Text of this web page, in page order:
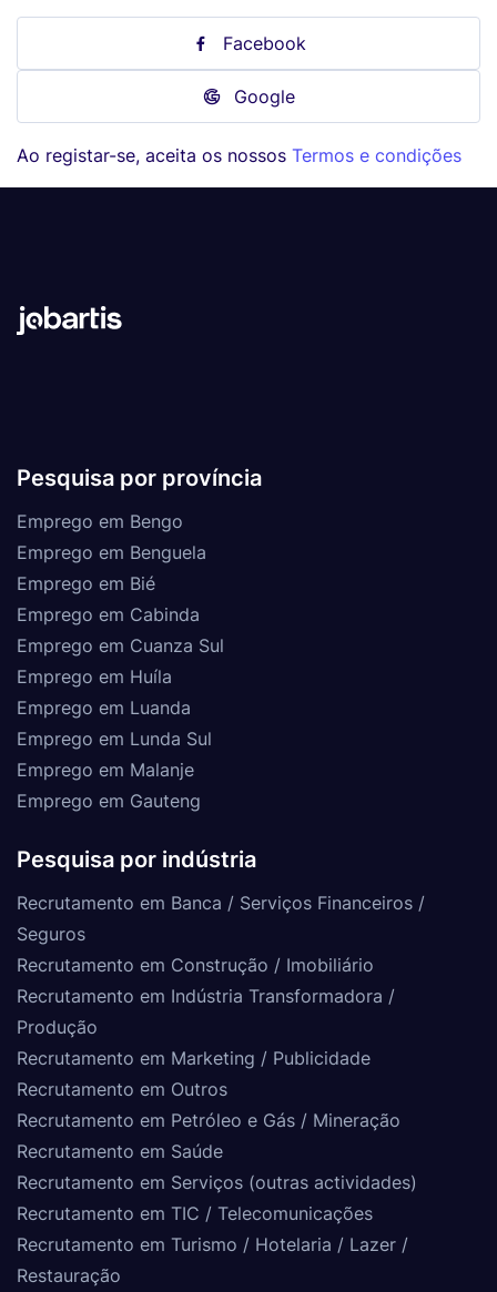
Facebook
Google
Ao registar-se, aceita os nossos Termos e condições
Pesquisa por província
Emprego em Bengo
Emprego em Benguela
Emprego em Bié
Emprego em Cabinda
Emprego em Cuanza Sul
Emprego em Huíla
Emprego em Luanda
Emprego em Lunda Sul
Emprego em Malanje
Emprego em Gauteng
Pesquisa por indústria
Recrutamento em Banca / Serviços Financeiros /
Seguros
Recrutamento em Construção / Imobiliário
Recrutamento em Indústria Transformadora /
Produção
Recrutamento em Marketing / Publicidade
Recrutamento em Outros
Recrutamento em Petróleo e Gás / Mineração
Recrutamento em Saúde
Recrutamento em Serviços (outras actividades)
Recrutamento em TIC / Telecomunicações
Recrutamento em Turismo / Hotelaria / Lazer /
Restauração